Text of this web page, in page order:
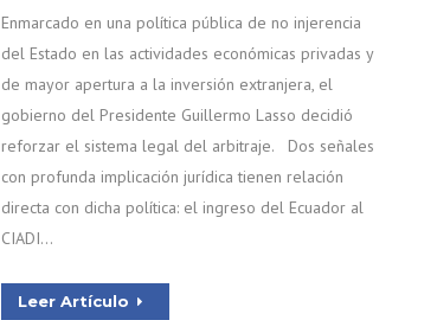
Enmarcado en una política pública de no injerencia
del Estado en las actividades económicas privadas y
de mayor apertura a la inversión extranjera, el
gobierno del Presidente Guillermo Lasso decidió
reforzar el sistema legal del arbitraje. Dos señales
con profunda implicación jurídica tienen relación
directa con dicha política: el ingreso del Ecuador al
CIADI…
Leer Artículo